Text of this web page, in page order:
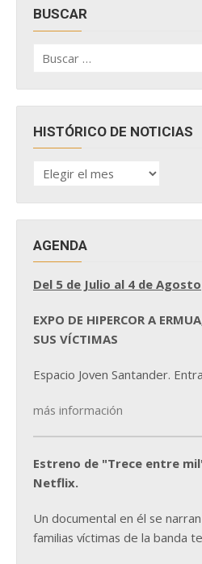
BUSCAR
por:
HISTÓRICO DE NOTICIAS
HISTÓRICO
DE
AGENDA
Del 5 de Julio al 4 de Agosto
EXPO DE HIPERCOR A
SUS VÍCTIMAS
Espacio Joven Santander.
más información
Estreno de "Trece entre
Netflix.
Un documental en él se
familias víctimas de la banda